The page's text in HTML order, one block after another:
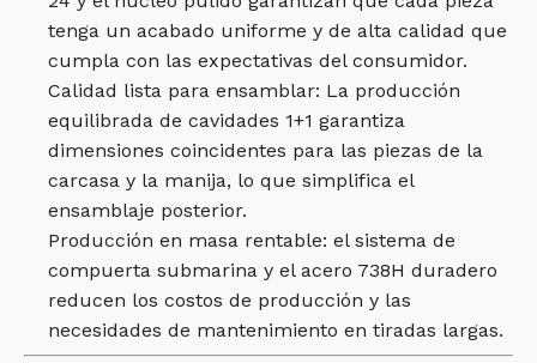
tenga un acabado uniforme y de alta calidad que
cumpla con las expectativas del consumidor.
Calidad lista para ensamblar: La producción
equilibrada de cavidades 1+1 garantiza
dimensiones coincidentes para las piezas de la
carcasa y la manija, lo que simplifica el
ensamblaje posterior.
Producción en masa rentable: el sistema de
compuerta submarina y el acero 738H duradero
reducen los costos de producción y las
necesidades de mantenimiento en tiradas largas.